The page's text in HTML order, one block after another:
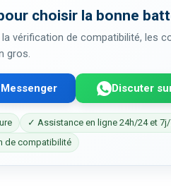
choisir la bonne
la vérification de compatibilité, les
gros.
Discuter
✓ Assistance en ligne 24h/24 et
de compatibilité